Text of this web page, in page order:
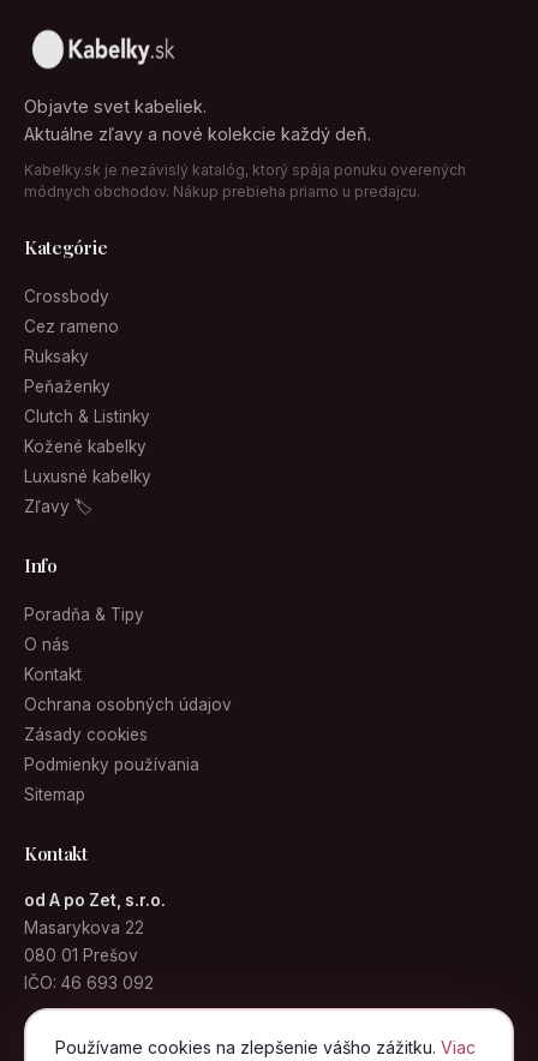
Používame cookies na zlepšenie vášho zážitku. Viac
Objavte svet kabeliek.
Aktuálne zľavy a nové kolekcie každý deň.
Kabelky.sk je nezávislý katalóg, ktorý spája ponuku overených
módnych obchodov. Nákup prebieha priamo u predajcu.
Kategórie
Crossbody
Cez rameno
Ruksaky
Peňaženky
Clutch & Listinky
Kožené kabelky
Luxusné kabelky
Zľavy 🏷
Info
Poradňa & Tipy
O nás
Kontakt
Ochrana osobných údajov
Zásady cookies
Podmienky používania
Sitemap
Kontakt
od A po Zet, s.r.o.
Masarykova 22
080 01 Prešov
IČO: 46 693 092
info@kabelky.sk